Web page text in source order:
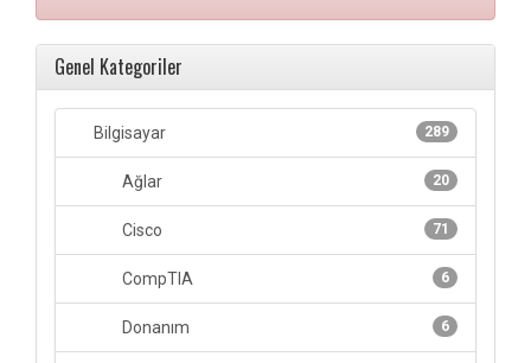
Genel Kategoriler
289
Bilgisayar
20
Ağlar
71
Cisco
6
CompTIA
6
Donanım